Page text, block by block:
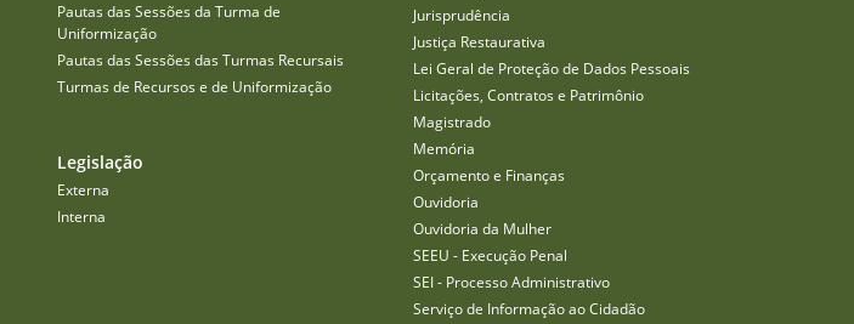
Pautas das Sessões da Turma de
Uniformização
Pautas das Sessões das Turmas Recursais
Turmas de Recursos e de Uniformização
Legislação
Externa
Interna
Jurisprudência
Justiça Restaurativa
Lei Geral de Proteção de Dados Pessoais
Licitações, Contratos e Patrimônio
Magistrado
Memória
Orçamento e Finanças
Ouvidoria
Ouvidoria da Mulher
SEEU - Execução Penal
SEI - Processo Administrativo
Serviço de Informação ao Cidadão